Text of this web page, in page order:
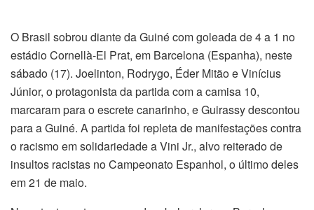
O Brasil sobrou diante da Guiné com goleada de 4 a 1 no
estádio Cornellà-El Prat, em Barcelona (Espanha), neste
sábado (17). Joelinton, Rodrygo, Éder Mitão e Vinícius
Júnior, o protagonista da partida com a camisa 10,
marcaram para o escrete canarinho, e Guirassy descontou
para a Guiné. A partida foi repleta de manifestações contra
o racismo em solidariedade a Vini Jr., alvo reiterado de
insultos racistas no Campeonato Espanhol, o último deles
em 21 de maio.